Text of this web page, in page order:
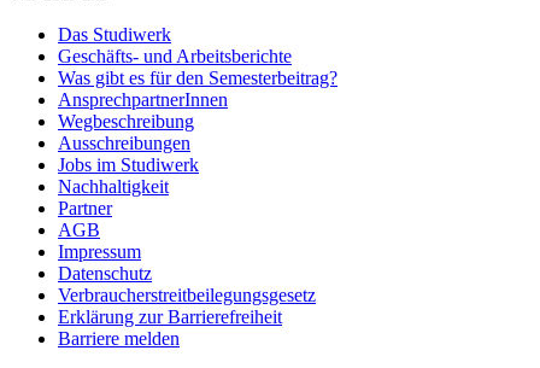
Das Studiwerk
Geschäfts- und Arbeitsberichte
Was gibt es für den Semesterbeitrag?
AnsprechpartnerInnen
Wegbeschreibung
Ausschreibungen
Jobs im Studiwerk
Nachhaltigkeit
Partner
AGB
Impressum
Datenschutz
Verbraucherstreitbeilegungsgesetz
Erklärung zur Barrierefreiheit
Barriere melden